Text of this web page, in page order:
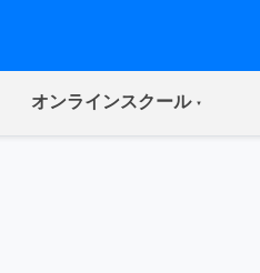
オンラインスクール(current)